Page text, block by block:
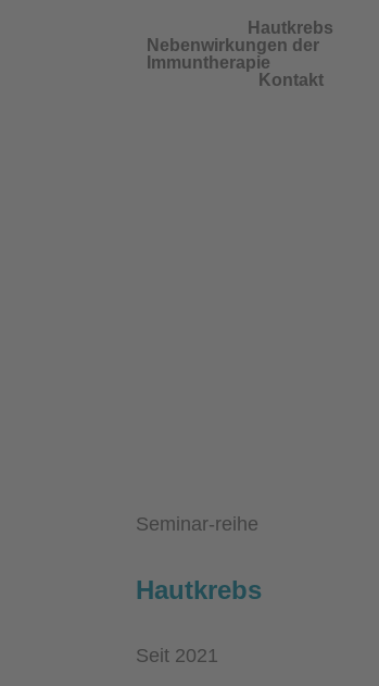
Hautkrebs
Nebenwirkungen der
Immuntherapie
Kontakt
Seminar-reihe
Hautkrebs
Seit 2021